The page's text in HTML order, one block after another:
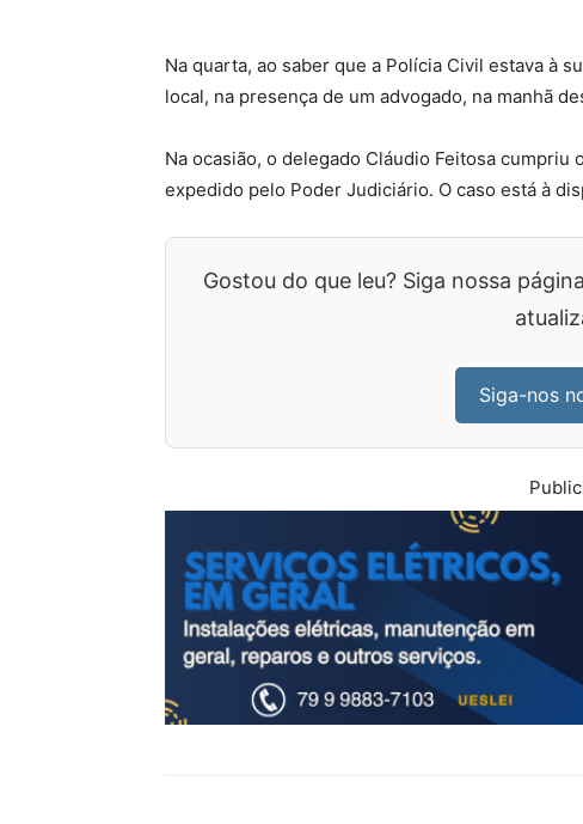
Na quarta, ao saber que a Polícia Civil estava à
local, na presença de um advogado, na manhã
Na ocasião, o delegado Cláudio Feitosa cumpriu
expedido pelo Poder Judiciário. O caso está à
Gostou do que leu? Siga nossa
Siga-nos